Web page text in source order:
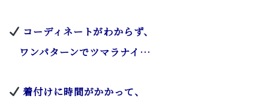
コーディネートがわからず、
ワンパターンでツマラナイ…
着付けに時間がかかって、